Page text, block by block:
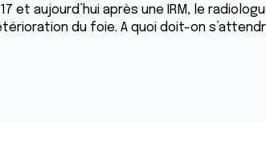
et aujourd’hui après une IRM, le
du foie. A quoi doit-on